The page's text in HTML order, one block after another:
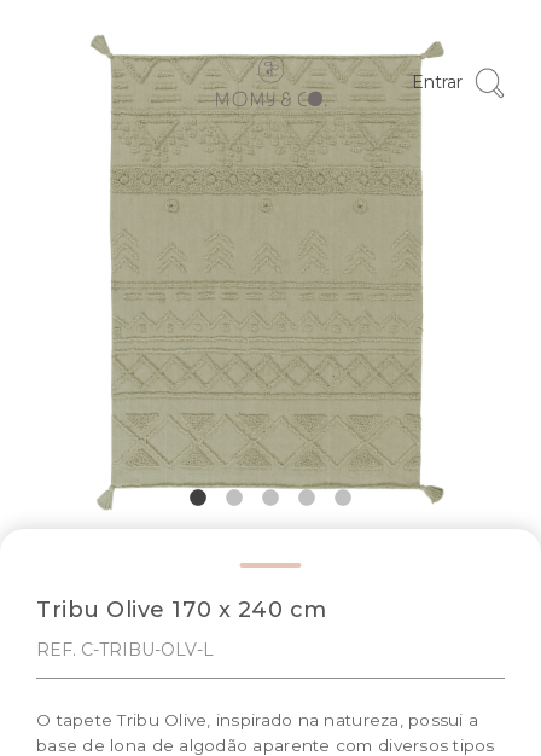
Entrar
Tribu Olive 170 x 240 cm
REF. C-TRIBU-OLV-L
O tapete Tribu Olive, inspirado na natureza, possui a
base de lona de algodão aparente com diversos tipos